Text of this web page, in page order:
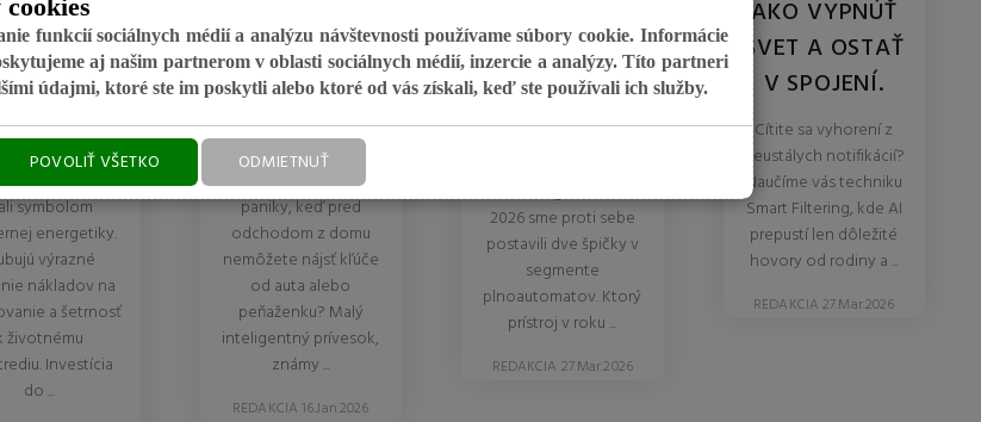
čerpadlá sa
symbolom
energetiky.
výrazné
nákladov na
a šetrnosť
životnému
Investícia
do ...
VÝBEROM
IDEÁLNEHO
BLUETOOTH
LOKÁTORA
Poznáte ten pocit
paniky, keď pred
odchodom z domu
nemôžete nájsť kľúče
od auta alebo
peňaženku? Malý
inteligentný prívesok,
známy ...
REDAKCIA 16.Jan.2026
3 VS.
DELONGHI
MAESTOSA II.
technológie? V marci
2026 sme proti sebe
postavili dve špičky v
segmente
plnoautomatov. Ktorý
prístroj v roku ...
REDAKCIA 27.Mar.2026
AKO VYPNÚŤ
SVET A OSTAŤ
V SPOJENÍ.
Cítite sa vyhorení z
neustálych notifikácií?
Naučíme vás techniku
Smart Filtering, kde AI
prepustí len dôležité
hovory od rodiny a ...
REDAKCIA 27.Mar.2026
funkcií sociálnych médií a analýzu návštevnosti používame súbory cookie. Informácie
aj našim partnerom v oblasti sociálnych médií, inzercie a analýzy. Títo partneri
údajmi, ktoré ste im poskytli alebo ktoré od vás získali, keď ste používali ich služby.
POVOLIŤ VŠETKO ODMIETNUŤ